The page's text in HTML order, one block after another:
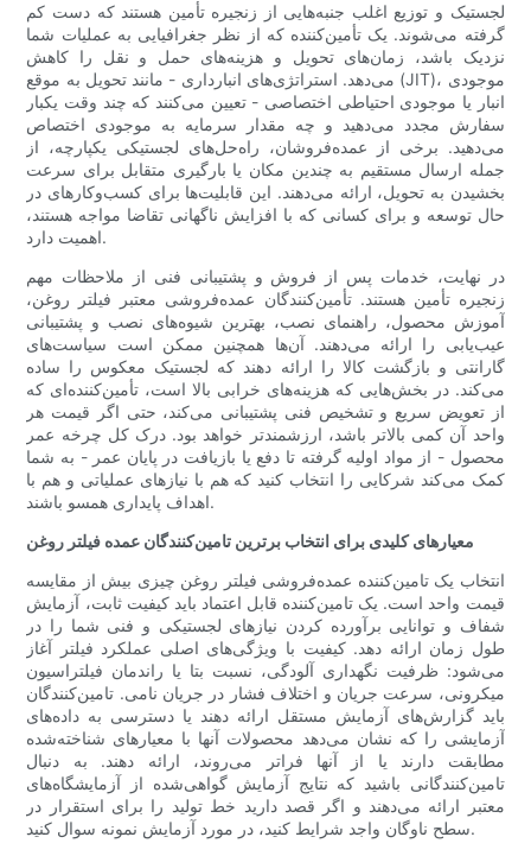
لجستیک و توزیع اغلب جنبه‌هایی از زنجیره تأمین هستند که دست کم
گرفته می‌شوند. یک تأمین‌کننده که از نظر جغرافیایی به عملیات شما
نزدیک باشد، زمان‌های تحویل و هزینه‌های حمل و نقل را کاهش
می‌دهد. استراتژی‌های انبارداری - مانند تحویل به موقع (JIT)، موجودی
انبار یا موجودی احتیاطی اختصاصی - تعیین می‌کنند که چند وقت یکبار
سفارش مجدد می‌دهید و چه مقدار سرمایه به موجودی اختصاص
می‌دهید. برخی از عمده‌فروشان، راه‌حل‌های لجستیکی یکپارچه، از
جمله ارسال مستقیم به چندین مکان یا بارگیری متقابل برای سرعت
بخشیدن به تحویل، ارائه می‌دهند. این قابلیت‌ها برای کسب‌وکارهای در
حال توسعه و برای کسانی که با افزایش ناگهانی تقاضا مواجه هستند،
اهمیت دارد.
در نهایت، خدمات پس از فروش و پشتیبانی فنی از ملاحظات مهم
زنجیره تأمین هستند. تأمین‌کنندگان عمده‌فروشی معتبر فیلتر روغن،
آموزش محصول، راهنمای نصب، بهترین شیوه‌های نصب و پشتیبانی
عیب‌یابی را ارائه می‌دهند. آن‌ها همچنین ممکن است سیاست‌های
گارانتی و بازگشت کالا را ارائه دهند که لجستیک معکوس را ساده
می‌کند. در بخش‌هایی که هزینه‌های خرابی بالا است، تأمین‌کننده‌ای که
از تعویض سریع و تشخیص فنی پشتیبانی می‌کند، حتی اگر قیمت هر
واحد آن کمی بالاتر باشد، ارزشمندتر خواهد بود. درک کل چرخه عمر
محصول - از مواد اولیه گرفته تا دفع یا بازیافت در پایان عمر - به شما
کمک می‌کند شرکایی را انتخاب کنید که هم با نیازهای عملیاتی و هم با
اهداف پایداری همسو باشند.
معیارهای کلیدی برای انتخاب برترین تامین‌کنندگان عمده فیلتر روغن
انتخاب یک تامین‌کننده عمده‌فروشی فیلتر روغن چیزی بیش از مقایسه
قیمت واحد است. یک تامین‌کننده قابل اعتماد باید کیفیت ثابت، آزمایش
شفاف و توانایی برآورده کردن نیازهای لجستیکی و فنی شما را در
طول زمان ارائه دهد. کیفیت با ویژگی‌های اصلی عملکرد فیلتر آغاز
می‌شود: ظرفیت نگهداری آلودگی، نسبت بتا یا راندمان فیلتراسیون
میکرونی، سرعت جریان و اختلاف فشار در جریان نامی. تامین‌کنندگان
باید گزارش‌های آزمایش مستقل ارائه دهند یا دسترسی به داده‌های
آزمایشی را که نشان می‌دهد محصولات آنها با معیارهای شناخته‌شده
مطابقت دارند یا از آنها فراتر می‌روند، ارائه دهند. به دنبال
تامین‌کنندگانی باشید که نتایج آزمایش گواهی‌شده از آزمایشگاه‌های
معتبر ارائه می‌دهند و اگر قصد دارید خط تولید را برای استقرار در
سطح ناوگان واجد شرایط کنید، در مورد آزمایش نمونه سوال کنید.